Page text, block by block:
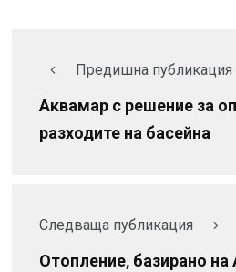
Предишна публикация
Аквамар с решение за
разходите на басейна
Следваща публикация
Отопление, базирано на